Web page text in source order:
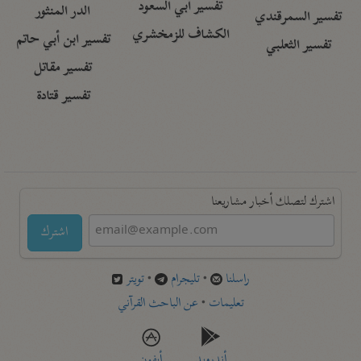
تفسير السمرقندي
تفسير الثعلبي
تفسير أبي السعود
الكشاف للزمخشري
الدر المنثور
تفسير ابن أبي حاتم
تفسير مقاتل
تفسير قتادة
اشترك لتصلك أخبار مشاريعنا
اشترك
راسلنا •تليجرام •تويتر
تعليمات •عن الباحث القرآني